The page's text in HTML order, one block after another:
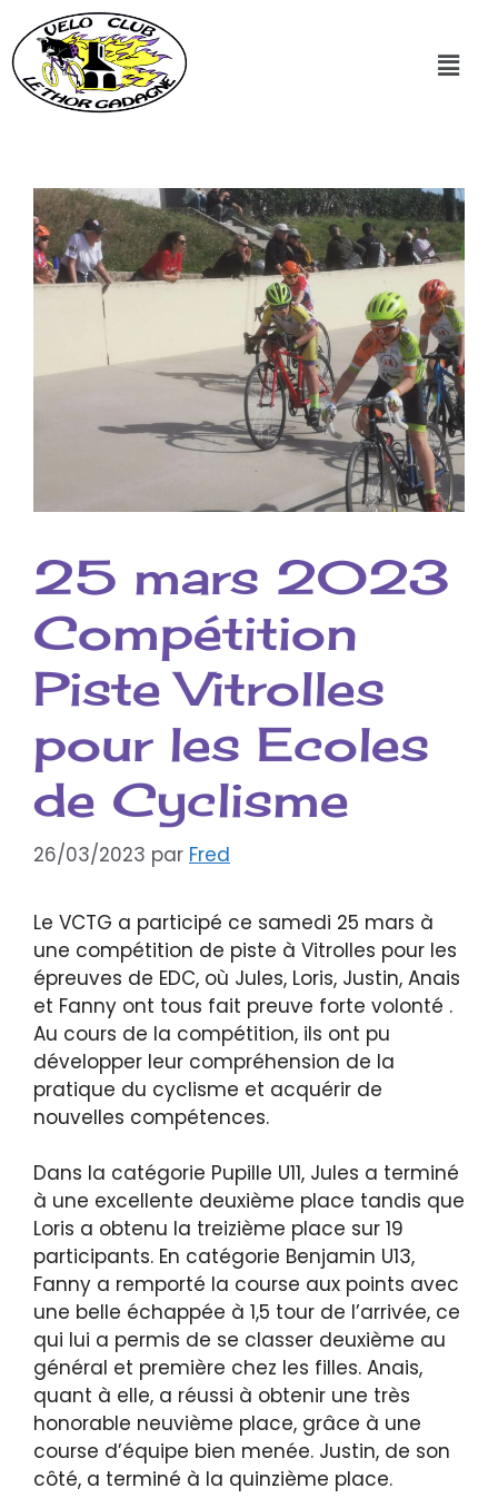
25 mars 2023
Compétition
Piste Vitrolles
pour les Ecoles
de Cyclisme
26/03/2023 par Fred
Le VCTG a participé ce samedi 25 mars à
une compétition de piste à Vitrolles pour les
épreuves de EDC, où Jules, Loris, Justin, Anais
et Fanny ont tous fait preuve forte volonté .
Au cours de la compétition, ils ont pu
développer leur compréhension de la
pratique du cyclisme et acquérir de
nouvelles compétences.
Dans la catégorie Pupille U11, Jules a terminé
à une excellente deuxième place tandis que
Loris a obtenu la treizième place sur 19
participants. En catégorie Benjamin U13,
Fanny a remporté la course aux points avec
une belle échappée à 1,5 tour de l’arrivée, ce
qui lui a permis de se classer deuxième au
général et première chez les filles. Anais,
quant à elle, a réussi à obtenir une très
honorable neuvième place, grâce à une
course d’équipe bien menée. Justin, de son
côté, a terminé à la quinzième place.